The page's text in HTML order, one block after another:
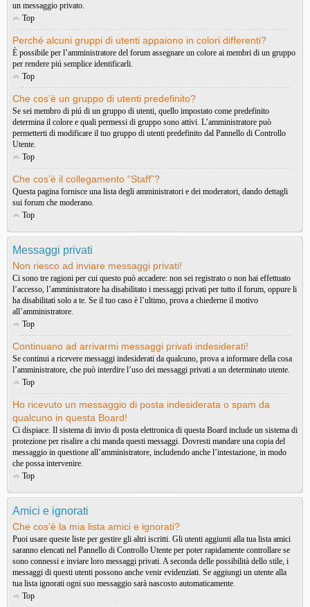
un messaggio privato.
Top
Perché alcuni gruppi di utenti appaiono in colori differenti?
È possibile per l’amministratore del forum assegnare un colore ai membri di un gruppo
per rendere piú semplice identificarli.
Top
Che cos’è un gruppo di utenti predefinito?
Se sei membro di piú di un gruppo di utenti, quello impostato come predefinito
determina il colore e quali permessi di gruppo sono attivi. L’amministratore può
permetterti di modificare il tuo gruppo di utenti predefinito dal Pannello di Controllo
Utente.
Top
Che cos’è il collegamento “Staff”?
Questa pagina fornisce una lista degli amministratori e dei moderatori, dando dettagli
sui forum che moderano.
Top
Messaggi privati
Non riesco ad inviare messaggi privati!
Ci sono tre ragioni per cui questo può accadere: non sei registrato o non hai effettuato
l’accesso, l’amministratore ha disabilitato i messaggi privati per tutto il forum, oppure li
ha disabilitati solo a te. Se il tuo caso è l’ultimo, prova a chiederne il motivo
all’amministratore.
Top
Continuano ad arrivarmi messaggi privati indesiderati!
Se continui a ricevere messaggi indesiderati da qualcuno, prova a informare della cosa
l’amministratore, che può interdire l’uso dei messaggi privati a un determinato utente.
Top
Ho ricevuto un messaggio di posta indesiderata o spam da
qualcuno in questa Board!
Ci dispiace. Il sistema di invio di posta elettronica di questa Board include un sistema di
protezione per risalire a chi manda questi messaggi. Dovresti mandare una copia del
messaggio in questione all’amministratore, includendo anche l’intestazione, in modo
che possa intervenire.
Top
Amici e ignorati
Che cos’è la mia lista amici e ignorati?
Puoi usare queste liste per gestire gli altri iscritti. Gli utenti aggiunti alla tua lista amici
saranno elencati nel Pannello di Controllo Utente per poter rapidamente controllare se
sono connessi e inviare loro messaggi privati. A seconda delle possibilità dello stile, i
messaggi di questi utenti possono anche venir evidenziati. Se aggiungi un utente alla
tua lista ignorati ogni suo messaggio sarà nascosto automaticamente.
Top